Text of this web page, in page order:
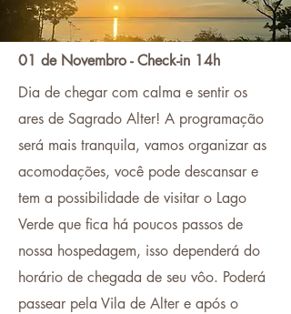
01 de Novembro - Check-in 14h
Dia de chegar com calma e sentir os
ares de Sagrado Alter! A programação
será mais tranquila, vamos organizar as
acomodações, você pode descansar e
tem a possibilidade de visitar o Lago
Verde que fica há poucos passos de
nossa hospedagem, isso dependerá do
horário de chegada de seu vôo. Poderá
passear pela Vila de Alter e após o